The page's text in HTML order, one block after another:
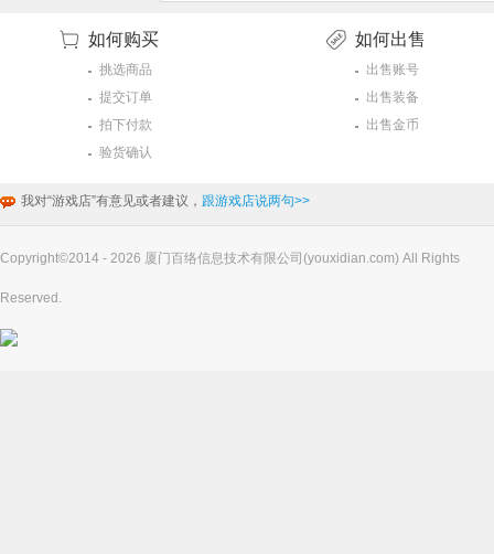
如何购买
挑选商品
提交订单
拍下付款
验货确认
如何出售
出售账号
出售装备
出售金币
我对“游戏店”有意见或者建议， 跟游戏店说两句>>
Copyright©2014 - 2026 厦门百络信息技术有限公司(youxidian.com) All Rights
Reserved.